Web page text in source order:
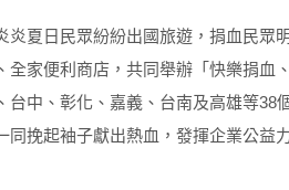
炎夏日民眾紛紛出國旅遊，捐血民眾
全家便利商店，共同舉辦「快樂捐血
台中、彰化、嘉義、台南及高雄等38
同挽起袖子獻出熱血，發揮企業公益